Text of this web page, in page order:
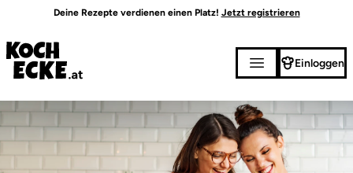
Inhalt
Deine Rezepte verdienen einen Platz! Jetzt registrieren
Einloggen